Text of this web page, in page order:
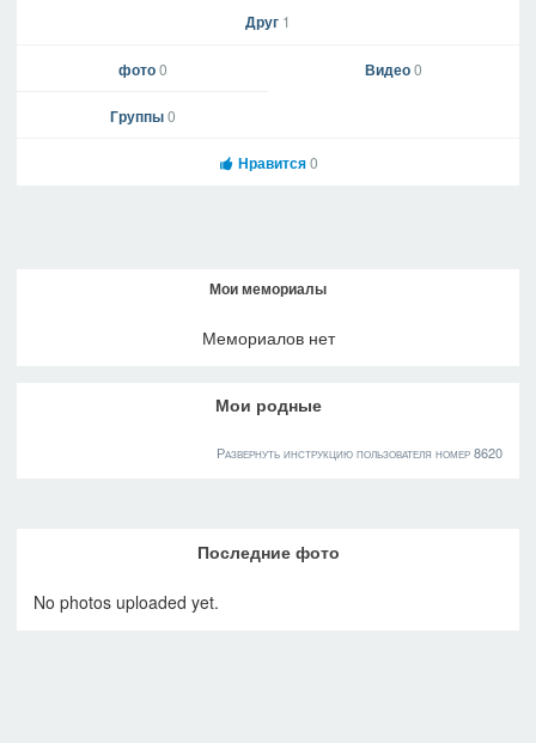
Друг 1
фото0 Видео0
Группы0
Нравится0
Мои мемориалы
Мемориалов нет
Мои родные
Развернуть инструкцию пользователя номер 8620
Последние фото
No photos uploaded yet.